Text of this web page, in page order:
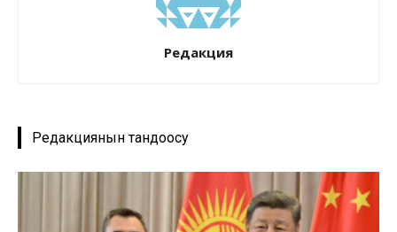
Редакция
Редакциянын тандоосу